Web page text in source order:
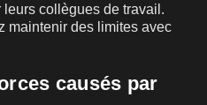
collègues de travail.
maintenir des limites avec
causés par